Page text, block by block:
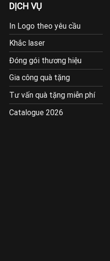
DỊCH VỤ
In Logo theo yêu cầu
Khắc laser
Đóng gói thương hiệu
Gia công quà tặng
Tư vấn quà tặng miễn phí
Catalogue 2026